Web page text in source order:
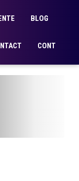
BLOG
CONT